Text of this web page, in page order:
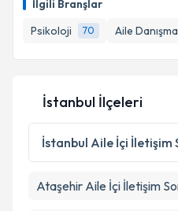
İlgili Branşlar
Psikoloji
70 Aile
Kişisel verilerimin
'ni okudum ve
kapsamda
Takvim
İstanbul İlçeleri
İstanbul Aile İçi İletişim
Ataşehir Aile İçi İletişim